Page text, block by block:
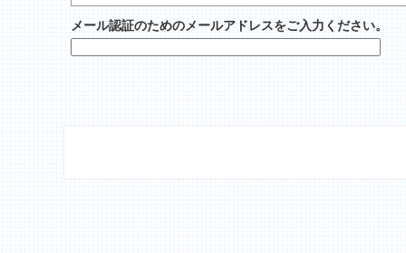
メール認証のためのメールアドレスをご入力ください。